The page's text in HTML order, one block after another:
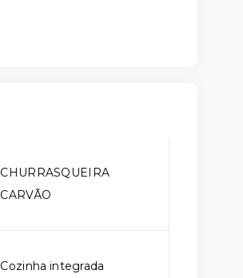
CHURRASQUEIRA
CARVÃO
Cozinha integrada